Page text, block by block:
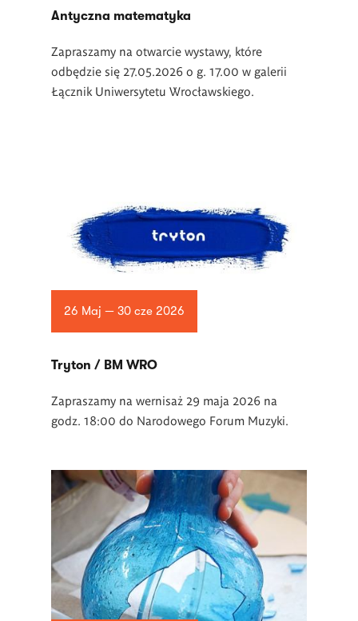
Antyczna matematyka
Zapraszamy na otwarcie wystawy, które
odbędzie się 27.05.2026 o g. 17.00 w galerii
Łącznik Uniwersytetu Wrocławskiego.
26 Maj — 30 cze 2026
Tryton / BM WRO
Zapraszamy na wernisaż 29 maja 2026 na
godz. 18:00 do Narodowego Forum Muzyki.